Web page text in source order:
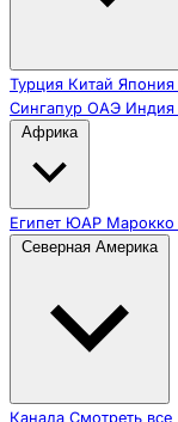
Турция Китай Япония
Сингапур ОАЭ Индия
Африка
Египет ЮАР Марокко
Северная Америка
Канада Смотреть все